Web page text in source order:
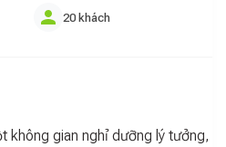
20 khách
không gian nghỉ dưỡng lý tưởng,